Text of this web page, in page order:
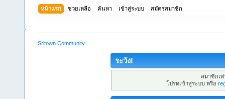
หน้าแรก ช่วยเหลือ ค้นหา เข้าสู่ระบบ สมัครสมาชิก
Sritown Community
ระวัง!
สมาชิกเ
โปรดเข้าสู่ระบบ หรือ